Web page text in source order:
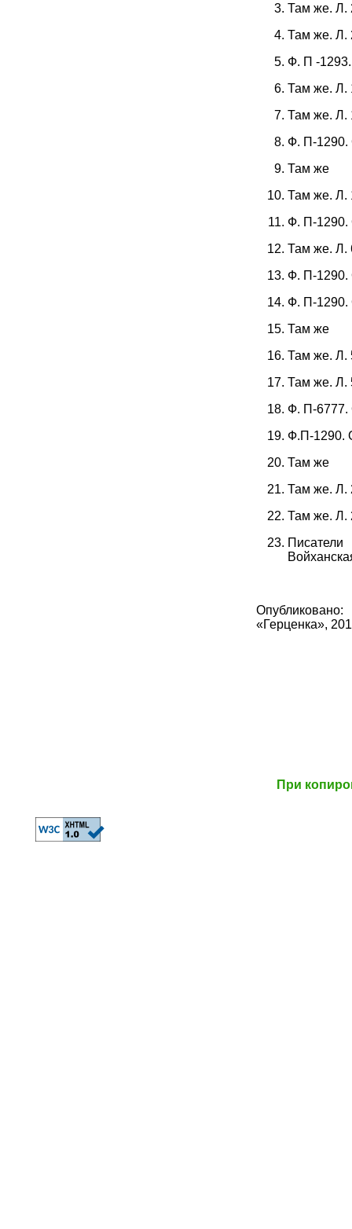
Там же. Л.
Там же. Л.
Ф. П -
Там же. Л.
Там же. Л.
Ф. П-1290.
Там же
Там же. Л.
Ф. П-1290.
Там же. Л.
Ф. П-1290.
Ф. П-1290.
Там же
Там же. Л.
Там же. Л.
Ф. П-6777.
Ф.П-1290.
Там же
Там же. Л.
Там же. Л.
«Герценка»,
При